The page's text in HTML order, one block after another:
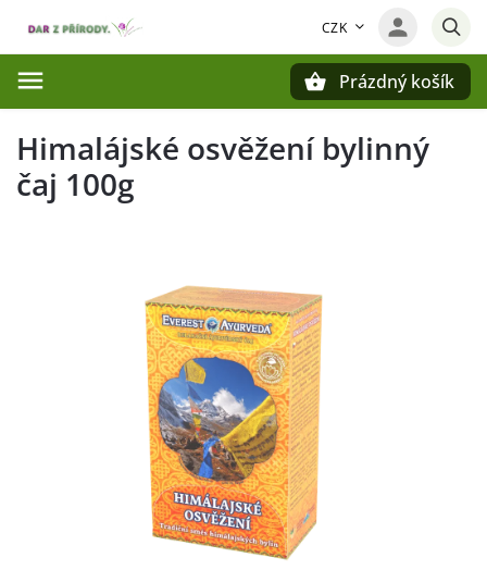
CZK
Prázdný košík
Himalájské osvěžení bylinný
čaj 100g